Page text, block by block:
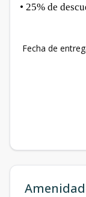
• 25% de
Fecha de